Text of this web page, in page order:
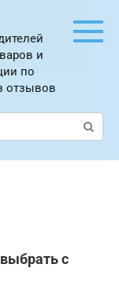
и
по
отзывов
с